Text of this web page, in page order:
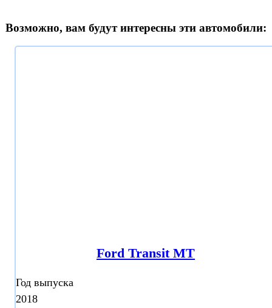
Возможно, вам будут интересны эти автомобили:
Ford Transit МТ
Год выпуска
2018